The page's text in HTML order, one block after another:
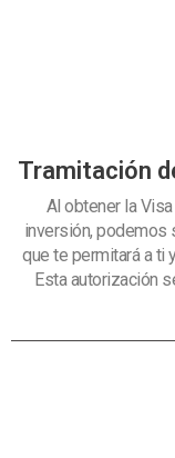
Tramitación
Al obtener la
inversión, podemos
que te permitará a ti
Esta autorización